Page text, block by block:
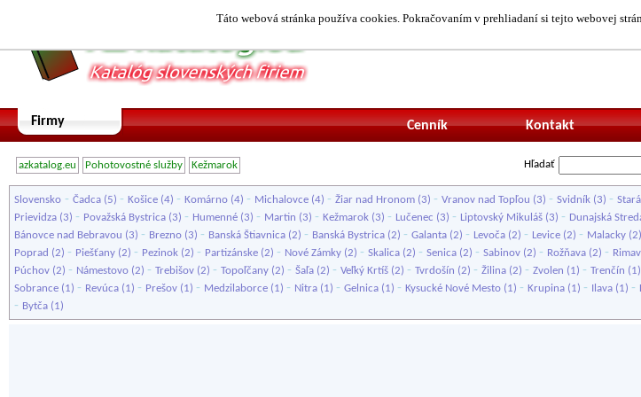
Táto webová stránka používa cookies. Pokračovaním v prehliadaní si tejto webovej
Firmy Kontakt
Cenník
azkatalog.eu Pohotovostné služby Kežmarok Hľadať
Slovensko - Čadca (5) - Košice (4) - Komárno (4) - Michalovce (4) - Žiar nad Hronom (3) - Vranov nad Topľou (3) - Svidník (3) -
Prievidza (3) - Považská Bystrica (3) - Humenné (3) - Martin (3) - Kežmarok (3) - Lučenec (3) - Liptovský Mikuláš (3) - Dunajská
Bánovce nad Bebravou (3) - Brezno (3) - Banská Štiavnica (2) - Banská Bystrica (2) - Galanta (2) - Levoča (2) - Levice (2) - Malacky (2)
Poprad (2) - Piešťany (2) - Pezinok (2) - Partizánske (2) - Nové Zámky (2) - Skalica (2) - Senica (2) - Sabinov (2) - Rožňava (2) -
Púchov (2) - Námestovo (2) - Trebišov (2) - Topoľčany (2) - Šaľa (2) - Veľký Krtíš (2) - Tvrdošín (2) - Žilina (2) - Zvolen (1) - Trenčín (1)
Sobrance (1) - Revúca (1) - Prešov (1) - Medzilaborce (1) - Nitra (1) - Gelnica (1) - Kysucké Nové Mesto (1) - Krupina (1) - Ilava (1) -
- Bytča (1)